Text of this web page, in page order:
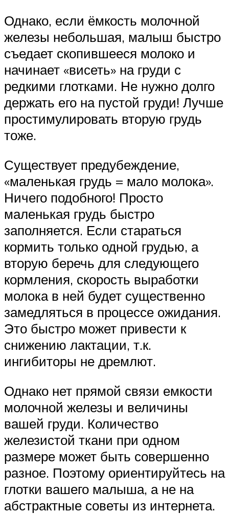
Однако, если ёмкость молочной
железы небольшая, малыш быстро
съедает скопившееся молоко и
начинает «висеть» на груди с
редкими глотками. Не нужно долго
держать его на пустой груди! Лучше
простимулировать вторую грудь
тоже.
Существует предубеждение,
«маленькая грудь = мало молока».
Ничего подобного! Просто
маленькая грудь быстро
заполняется. Если стараться
кормить только одной грудью, а
вторую беречь для следующего
кормления, скорость выработки
молока в ней будет существенно
замедляться в процессе ожидания.
Это быстро может привести к
снижению лактации, т.к.
ингибиторы не дремлют.
Однако нет прямой связи емкости
молочной железы и величины
вашей груди. Количество
железистой ткани при одном
размере может быть совершенно
разное. Поэтому ориентируйтесь на
глотки вашего малыша, а не на
абстрактные советы из интернета.